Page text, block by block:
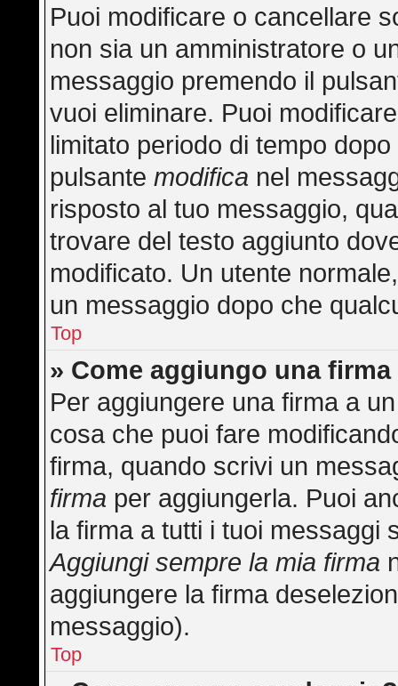
Puoi modificare o cancellare
non sia un amministratore o
messaggio premendo il
vuoi eliminare. Puoi
limitato periodo di tempo
pulsantemodifica nel
risposto al tuo messaggio,
trovare del testo aggiunto
modificato. Un utente
un messaggio dopo che
Top
» Come aggiungo una
Per aggiungere una firma a
cosa che puoi fare
firma, quando scrivi un
firma per aggiungerla. Puoi
la firma a tutti i tuoi messaggi
Aggiungi sempre la mia firma
aggiungere la firma
messaggio).
Top